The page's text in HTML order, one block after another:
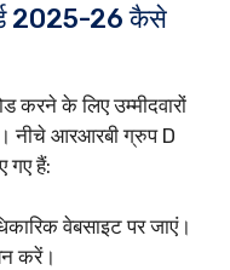
2025-26 कैसे
करने के लिए उम्मीदवारों
नीचे आरआरबी ग्रुप D
गए हैं:
वेबसाइट पर जाएं।
करें।